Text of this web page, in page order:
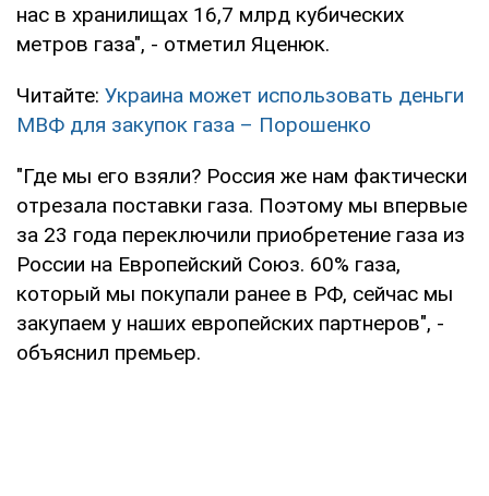
нас в хранилищах 16,7 млрд кубических
метров газа", - отметил Яценюк.
Читайте: Украина может использовать деньги
МВФ для закупок газа – Порошенко
"Где мы его взяли? Россия же нам фактически
отрезала поставки газа. Поэтому мы впервые
за 23 года переключили приобретение газа из
России на Европейский Союз. 60% газа,
который мы покупали ранее в РФ, сейчас мы
закупаем у наших европейских партнеров", -
объяснил премьер.